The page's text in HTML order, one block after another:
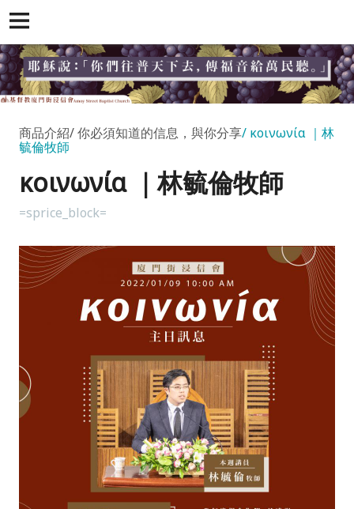
商品介紹 你必須知道的信息，與你分享 κοινωνία ｜林
毓倫牧師
κοινωνία ｜林毓倫牧師
=sprice_block=